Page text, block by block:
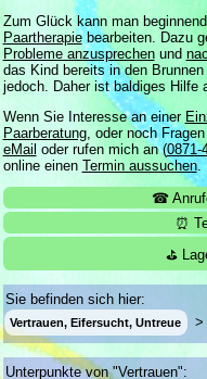
Zum Glück kann man
Paartherapiebearbeiten. Dazu
Probleme anzusprechenund
das Kind bereits in den
jedoch. Daher ist baldiges Hilfe
Wenn Sie Interesse an einer
Paarberatung, oder noch
eMail oder rufen mich an (0871-
online einen Termin aussuchen.
☎
⏰
⛳
Sie befinden sich hier:
Vertrauen, Eifersucht, Untreue
Unterpunkte von "Vertrauen":